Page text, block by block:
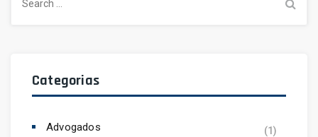
for:
Categorias
Advogados (1)